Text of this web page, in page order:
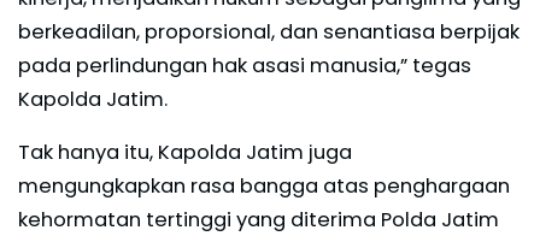
berkeadilan, proporsional, dan senantiasa berpijak
pada perlindungan hak asasi manusia,” tegas
Kapolda Jatim.
Tak hanya itu, Kapolda Jatim juga
mengungkapkan rasa bangga atas penghargaan
kehormatan tertinggi yang diterima Polda Jatim